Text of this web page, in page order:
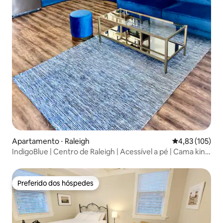
Apartamento ⋅ Raleigh 4,83 de uma
4,83 (105)
IndigoBlue | Centro de Raleigh | Acessível a pé | Cama king
Preferido dos hóspedes
Preferido dos hóspedes